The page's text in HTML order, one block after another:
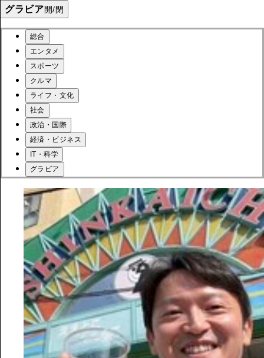
グラビア開/閉
総合
エンタメ
スポーツ
クルマ
ライフ・文化
社会
政治・国際
経済・ビジネス
IT・科学
グラビア